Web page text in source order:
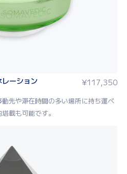
ーション ¥117,350
先や滞在時間の多い場所に持ち運べ
載も可能です。